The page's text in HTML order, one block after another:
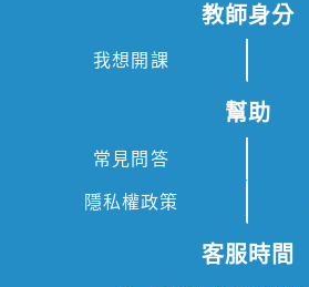
教師身分
我想開課
幫助
常見問答
隱私權政策
客服時間